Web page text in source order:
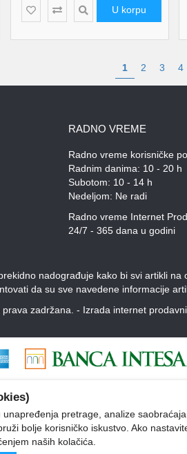
U korpu
1 2 3 4
RADNO VREME
Radno vreme korisničke
Radnim danima: 10 - 20 h
Subotom: 10 - 14 h
Nedeljom: Ne radi
Radno vreme Internet
24/7 - 365 dana u godini
nadograđuje kako bi svi artikli
da su sve navedene informacije
zadržana. - Izrada internet
pretrage, analize
bolje korisničko iskustvo. Ako
naših kolačića.